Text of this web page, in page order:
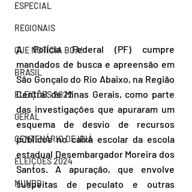
ESPECIAL
REGIONAIS
QUE NOTÍCIA BOA!
BRASIL
ELEIÇÕES 2022
GERAL
CENTENÁRIO DE IBIÁ
ELEIÇÕES 2024
MUNDO
A Polícia Federal (PF) cumpre
mandados de busca e apreensão em
São Gonçalo do Rio Abaixo, na Região
Central de Minas Gerais, como parte
das investigações que apuraram um
esquema de desvio de recursos
públicos no caixa escolar da escola
estadual Desembargador Moreira dos
Santos. A apuração, que envolve
suspeitas de peculato e outras